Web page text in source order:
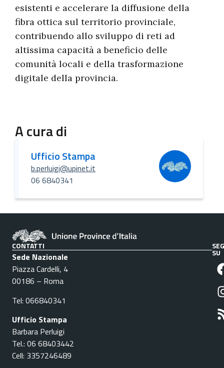
esistenti e accelerare la diffusione della
fibra ottica sul territorio provinciale,
contribuendo allo sviluppo di reti ad
altissima capacità a beneficio delle
comunità locali e della trasformazione
digitale della provincia.
A cura di
Ufficio Stampa
b.perluigi@upinet.it
06 6840341
CONTATTI
Sede Nazionale
Piazza Cardelli, 4
00186 – Roma
Tel: 066840341
Ufficio Stampa
Barbara Perluigi
Tel.: 06 68403442
Cell: 3357246489
SU